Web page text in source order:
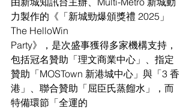
力製作的《「新城勁爆頒獎禮 2025」
The HelloWin
Party》，是次盛事獲得多家機構支持，
包括冠名贊助「理文商業中心」、指定
贊助「MOSTown 新港城中心」與「3 香
港」、聯合贊助「屈臣氏蒸餾水」，而
特備環節「全運的